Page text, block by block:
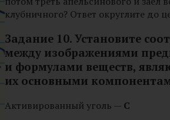
клубничного? Ответ округлите до
Задание 10. Установите
между изображениями
и формулами веществ,
их основными
Активированный уголь — C